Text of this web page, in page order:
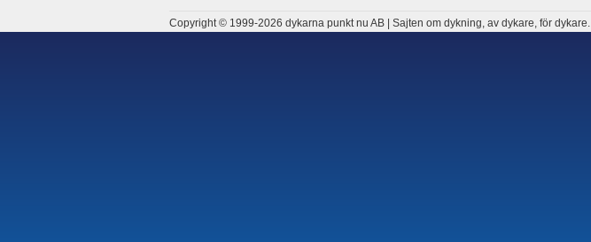
Copyright © 1999-2026 dykarna punkt nu AB | Sajten om dykning, av dykare, för dykare.